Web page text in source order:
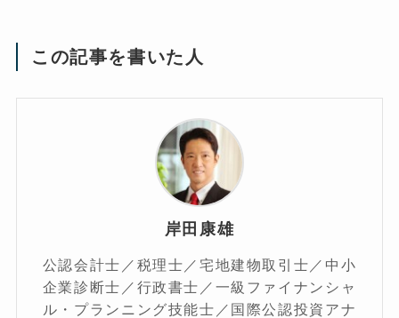
この記事を書いた人
岸田康雄
公認会計士／税理士／宅地建物取引士／中小
企業診断士／行政書士／一級ファイナンシャ
ル・プランニング技能士／国際公認投資アナ